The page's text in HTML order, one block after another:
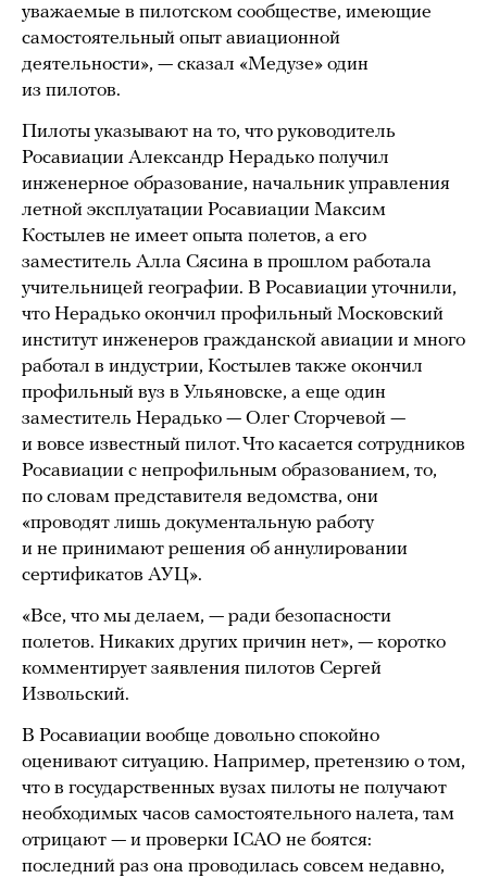
уважаемые в пилотском сообществе, имеющие
самостоятельный опыт авиационной
деятельности», — сказал «Медузе» один
из пилотов.
Пилоты указывают на то, что руководитель
Росавиации Александр Нерадько получил
инженерное образование, начальник управления
летной эксплуатации Росавиации Максим
Костылев не имеет опыта полетов, а его
заместитель Алла Сясина в прошлом работала
учительницей географии. В Росавиации уточнили,
что Нерадько окончил профильный Московский
институт инженеров гражданской авиации и много
работал в индустрии, Костылев также окончил
профильный вуз в Ульяновске, а еще один
заместитель Нерадько — Олег Сторчевой —
и вовсе известный пилот. Что касается сотрудников
Росавиации с непрофильным образованием, то,
по словам представителя ведомства, они
«проводят лишь документальную работу
и не принимают решения об аннулировании
сертификатов АУЦ».
«Все, что мы делаем, — ради безопасности
полетов. Никаких других причин нет», — коротко
комментирует заявления пилотов Сергей
Извольский.
В Росавиации вообще довольно спокойно
оценивают ситуацию. Например, претензию о том,
что в государственных вузах пилоты не получают
необходимых часов самостоятельного налета, там
отрицают — и проверки ICAO не боятся:
последний раз она проводилась совсем недавно,